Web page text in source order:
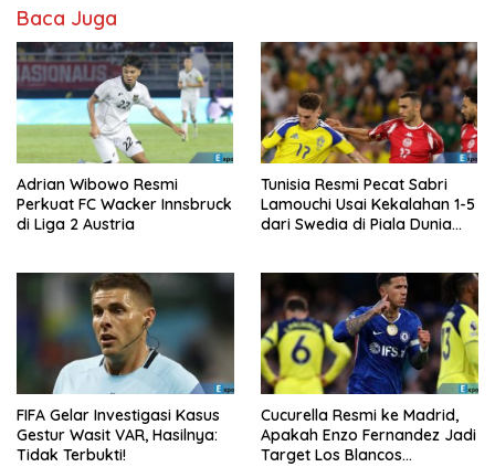
Baca Juga
Adrian Wibowo Resmi
Perkuat FC Wacker Innsbruck
di Liga 2 Austria
Tunisia Resmi Pecat Sabri
Lamouchi Usai Kekalahan 1-5
dari Swedia di Piala Dunia
FIFA Gelar Investigasi Kasus
Gestur Wasit VAR, Hasilnya:
Tidak Terbukti!
Cucurella Resmi ke Madrid,
Apakah Enzo Fernandez Jadi
Target Los Blancos